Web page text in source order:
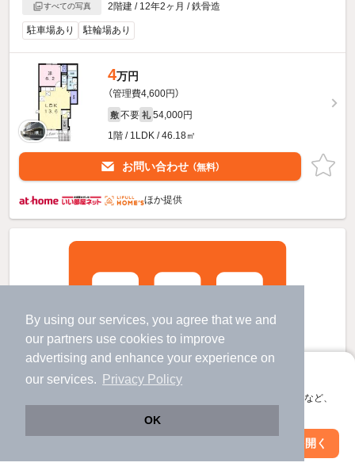
By using our services, you agree that we and
our partners use cookies to improve
advertising and enhance your experience on
our services.
Privacy Policy
OK
アプリに切り替えて、サクサクお部屋探し
会員登録なしですぐ使える。マップ検索やお気に入り保存など、
アプリを開く
すべての写真
2階建 / 12年2ヶ月 / 鉄骨造
駐車場あり 駐輪場あり
4万円
（管理費4,600円）
敷 不要 礼 54,000円
1階 / 1LDK / 46.18㎡
お問い合わせ （無料）
ほか提供
絞り込み条件を変更